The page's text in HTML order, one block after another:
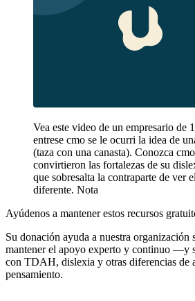
Vea este video de un empresario de
entrese cmo se le ocurri la idea de
(taza con una canasta). Conozca
convirtieron las fortalezas de su
que sobresalta la contraparte de ver
diferente. Nota
Ayúdenos a mantener estos recursos
Su donación ayuda a nuestra organización
mantener el apoyo experto y continuo —y
con TDAH, dislexia y otras diferencias de
pensamiento.